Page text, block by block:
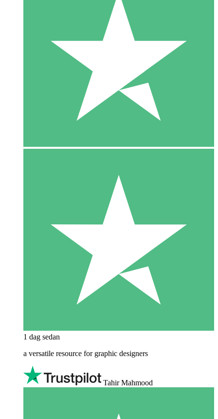
1 dag sedan
a versatile resource for graphic designers
Tahir Mahmood